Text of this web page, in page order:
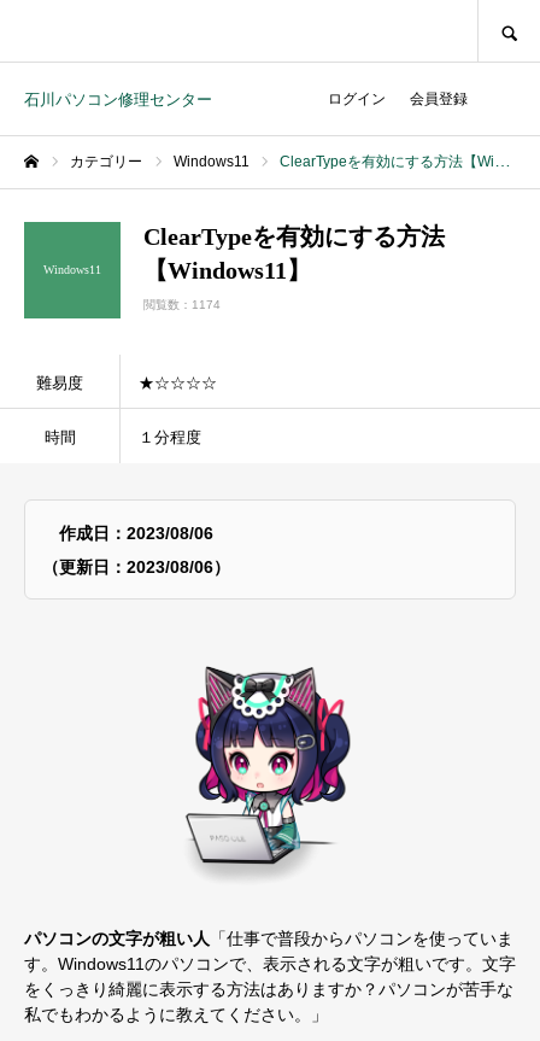
石川パソコン修理センター ログイン 会員登録
カテゴリー Windows11 ClearTypeを有効にする方法【Windows11】
Windows11
ClearTypeを有効にする方法
【Windows11】
閲覧数：1174
難易度 ★☆☆☆☆
時間 １分程度
作成日：2023/08/06
（更新日：2023/08/06）
パソコンの文字が粗い人 「仕事で普段からパソコンを使っていま
す。Windows11のパソコンで、表示される文字が粗いです。文字
をくっきり綺麗に表示する方法はありますか？パソコンが苦手な
私でもわかるように教えてください。」